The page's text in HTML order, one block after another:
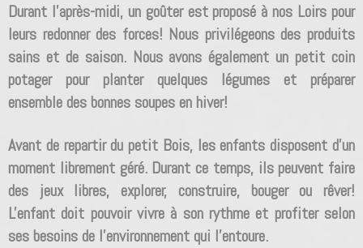
Durant l'après-midi, un goûter est proposé à nos Loirs pour
leurs redonner des forces! Nous privilégeons des produits
sains et de saison. Nous avons également un petit coin
potager pour planter quelques légumes et préparer
ensemble des bonnes soupes en hiver!
Avant de repartir du petit Bois, les enfants disposent d'un
moment librement géré. Durant ce temps, ils peuvent faire
des jeux libres, explorer, construire, bouger ou rêver!
L'enfant doit pouvoir vivre à son rythme et profiter selon
ses besoins de l'environnement qui l'entoure.